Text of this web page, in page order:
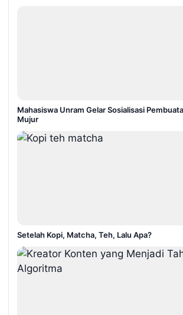
Mahasiswa Unram Gelar Sosialisasi
Mujur
Setelah Kopi, Matcha, Teh, Lalu Apa?